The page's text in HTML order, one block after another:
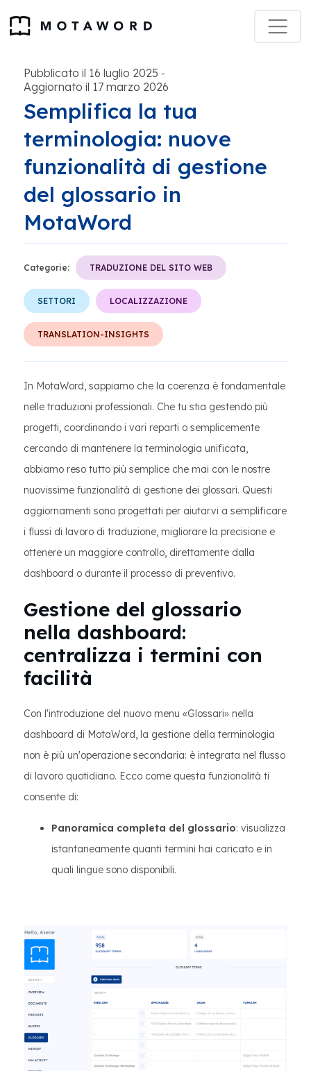
Pubblicato il 16 luglio 2025 -
Aggiornato il 17 marzo 2026
Semplifica la tua
terminologia: nuove
funzionalità di gestione
del glossario in
MotaWord
Categorie: TRADUZIONE DEL SITO WEB
SETTORI LOCALIZZAZIONE
TRANSLATION-INSIGHTS
In MotaWord, sappiamo che la coerenza è fondamentale
nelle traduzioni professionali. Che tu stia gestendo più
progetti, coordinando i vari reparti o semplicemente
cercando di mantenere la terminologia unificata,
abbiamo reso tutto più semplice che mai con le nostre
nuovissime funzionalità di gestione dei glossari. Questi
aggiornamenti sono progettati per aiutarvi a semplificare
i flussi di lavoro di traduzione, migliorare la precisione e
ottenere un maggiore controllo, direttamente dalla
dashboard o durante il processo di preventivo.
Gestione del glossario
nella dashboard:
centralizza i termini con
facilità
Con l'introduzione del nuovo menu «Glossari» nella
dashboard di MotaWord, la gestione della terminologia
non è più un'operazione secondaria: è integrata nel flusso
di lavoro quotidiano. Ecco come questa funzionalità ti
consente di:
Panoramica completa del glossario: visualizza
istantaneamente quanti termini hai caricato e in
quali lingue sono disponibili.